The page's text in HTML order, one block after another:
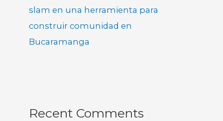
slam en una herramienta para
construir comunidad en
Bucaramanga
Recent Comments